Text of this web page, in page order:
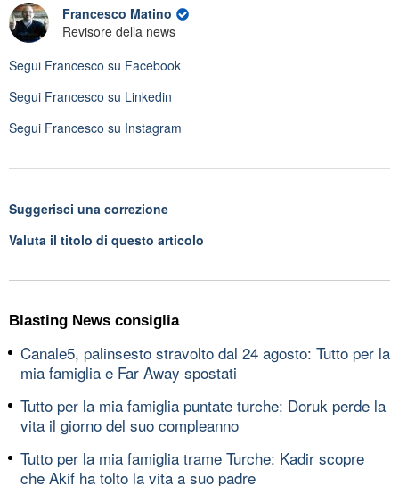
Francesco Matino
Revisore della news
Segui Francesco su Facebook
Segui Francesco su Linkedin
Segui Francesco su Instagram
Suggerisci una correzione
Valuta il titolo di questo articolo
Blasting News consiglia
Canale5, palinsesto stravolto dal 24 agosto: Tutto per la
mia famiglia e Far Away spostati
Tutto per la mia famiglia puntate turche: Doruk perde la
vita il giorno del suo compleanno
Tutto per la mia famiglia trame Turche: Kadir scopre
che Akif ha tolto la vita a suo padre